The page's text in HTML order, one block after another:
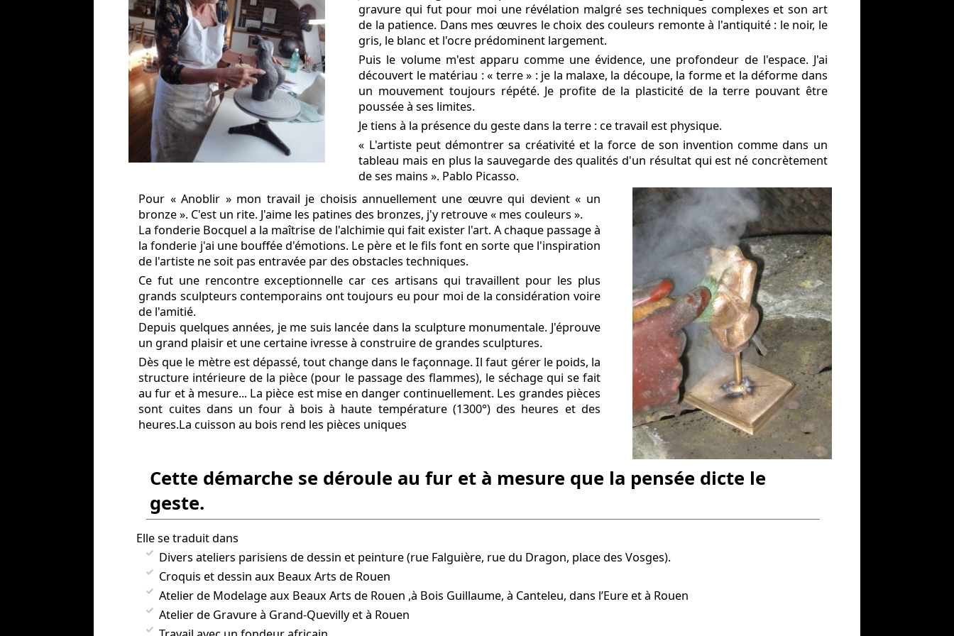
gravure qui fut pour moi une révélation malgré ses techniques complexes et son art
de la patience. Dans mes œuvres le choix des couleurs remonte à l'antiquité : le noir, le
gris, le blanc et l'ocre prédominent largement.
Puis le volume m'est apparu comme une évidence, une profondeur de l'espace. J'ai
découvert le matériau : « terre » : je la malaxe, la découpe, la forme et la déforme dans
un mouvement toujours répété. Je profite de la plasticité de la terre pouvant être
poussée à ses limites.
Je tiens à la présence du geste dans la terre : ce travail est physique.
« L'artiste peut démontrer sa créativité et la force de son invention comme dans un
tableau mais en plus la sauvegarde des qualités d'un résultat qui est né concrètement
de ses mains ». Pablo Picasso.
Mon atelier, mon travail, description de ma démarche artistique, la création
Pour « Anoblir » mon travail je choisis annuellement une œuvre qui devient « un
bronze ». C'est un rite. J'aime les patines des bronzes, j'y retrouve « mes couleurs ».
La fonderie Bocquel a la maîtrise de l'alchimie qui fait exister l'art. A chaque passage à
la fonderie j'ai une bouffée d'émotions. Le père et le fils font en sorte que l'inspiration
de l'artiste ne soit pas entravée par des obstacles techniques.
Ce fut une rencontre exceptionnelle car ces artisans qui travaillent pour les plus
grands sculpteurs contemporains ont toujours eu pour moi de la considération voire
de l'amitié.
Depuis quelques années, je me suis lancée dans la sculpture monumentale. J'éprouve
un grand plaisir et une certaine ivresse à construire de grandes sculptures.
Dès que le mètre est dépassé, tout change dans le façonnage. Il faut gérer le poids, la
structure intérieure de la pièce (pour le passage des flammes), le séchage qui se fait
au fur et à mesure... La pièce est mise en danger continuellement. Les grandes pièces
sont cuites dans un four à bois à haute température (1300°) des heures et des
heures.La cuisson au bois rend les pièces uniques
Cette démarche se déroule au fur et à mesure que la pensée dicte le
geste.
Elle se traduit dans
Divers ateliers parisiens de dessin et peinture (rue Falguière, rue du Dragon, place des Vosges).
Croquis et dessin aux Beaux Arts de Rouen
Atelier de Modelage aux Beaux Arts de Rouen ,à Bois Guillaume, à Canteleu, dans l’Eure et à Rouen
Atelier de Gravure à Grand-Quevilly et à Rouen